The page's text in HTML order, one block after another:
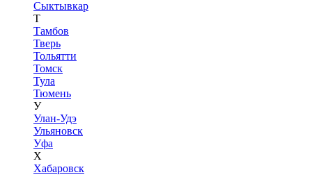
Сыктывкар
Т
Тамбов
Тверь
Тольятти
Томск
Тула
Тюмень
У
Улан-Удэ
Ульяновск
Уфа
Х
Хабаровск